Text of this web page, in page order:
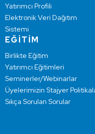
Yatırımcı Profili
Elektronik Veri Dağıtım
Sistemi
EĞİTİM
Birlikte Eğitim
Yatırımcı Eğitimleri
Seminerler/Webinarlar
Üyelerimizin Stajyer
Sıkça Sorulan Sorular